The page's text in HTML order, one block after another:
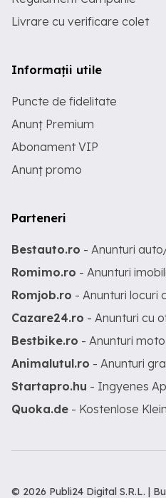
Livrare cu verificare colet
Informații utile
Puncte de fidelitate
Anunț Premium
Abonament VIP
Anunț promo
Parteneri
Bestauto.ro - Anunturi
Romimo.ro - Anunturi
Romjob.ro - Anunturi locuri
Cazare24.ro - Anunturi cu
Bestbike.ro - Anunturi moto
Animalutul.ro - Anunturi
Startapro.hu - Ingyenes
Quoka.de - Kostenlose
© 2026 Publi24 Digital S.R.L. |